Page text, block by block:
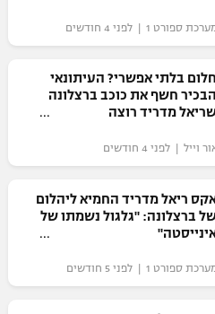
ספורט 1 | לפני 4 חודשים
חלום בלתי אפשרי? העיתונאי
הבכיר חשף את כוכב ברצלונה
מדריד רוצה
וייל | לפני 4 חודשים
ריאל מדריד החמיא ליהלום
ברצלונה: "גלגול נשמתו של
ספורט 1 | לפני 5 חודשים